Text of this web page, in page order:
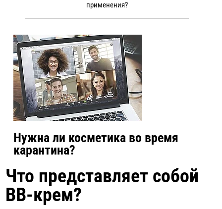
применения?
Нужна ли косметика во время
карантина?
Что представляет собой
ВВ-крем?